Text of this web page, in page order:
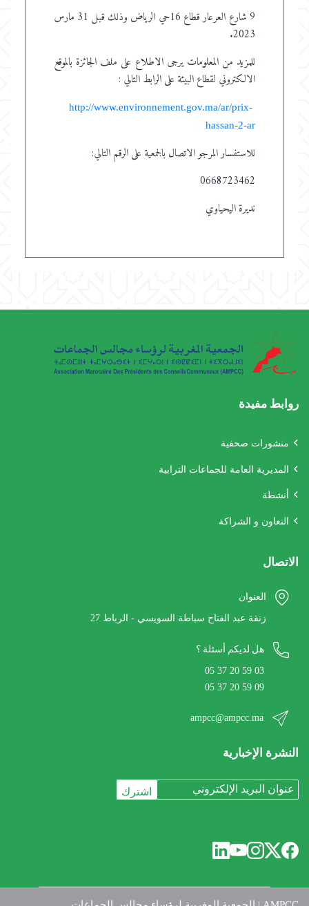
9 شارع العرعار قطاع 16حي الرياض وذلك قبل 31 مارس
2023.
للمزيد من المعلومات يرجى الاطلاع على ملف الجائزة بالموقع
الالكتروني لقطاع البيئة على الرابط التالي :
http://www.environnement.gov.ma/ar/prix-
hassan-2-ar
للاستفسار المرجو الاتصال بالجمعية على الرقم التالي:
0668723462
نديرة اليحياوي
روابط مفيدة
منشورات صحفية
المديرية العامة للجماعات الترابية
أنشطة
التعاون و الشراكة
الاتصال
العنوان
27 زنقة عبد الفتاح سباطة السويسي - الرباط
هل لديكم أسئلة ؟
05 37 20 59 03
05 37 20 59 09
ampcc@ampcc.ma
النشرة الإخبارية